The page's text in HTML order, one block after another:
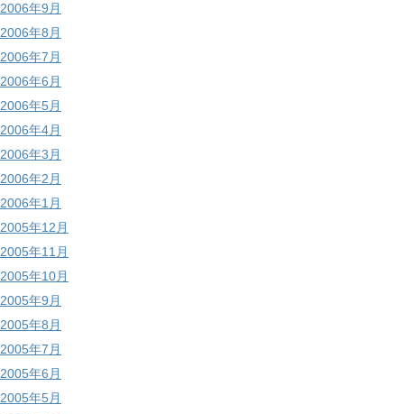
2006年9月
2006年8月
2006年7月
2006年6月
2006年5月
2006年4月
2006年3月
2006年2月
2006年1月
2005年12月
2005年11月
2005年10月
2005年9月
2005年8月
2005年7月
2005年6月
2005年5月